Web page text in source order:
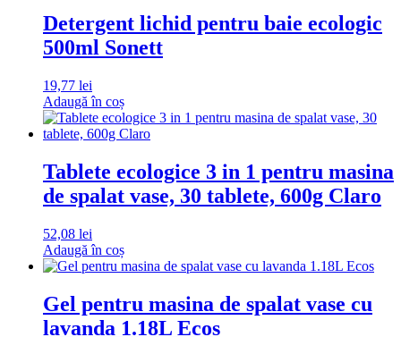
Detergent lichid pentru baie ecologic
500ml Sonett
19,77 lei
Adaugă în coș
Tablete ecologice 3 in 1 pentru masina
de spalat vase, 30 tablete, 600g Claro
52,08 lei
Adaugă în coș
Gel pentru masina de spalat vase cu
lavanda 1.18L Ecos